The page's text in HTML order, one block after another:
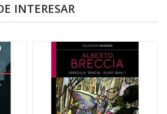
INTERESAR